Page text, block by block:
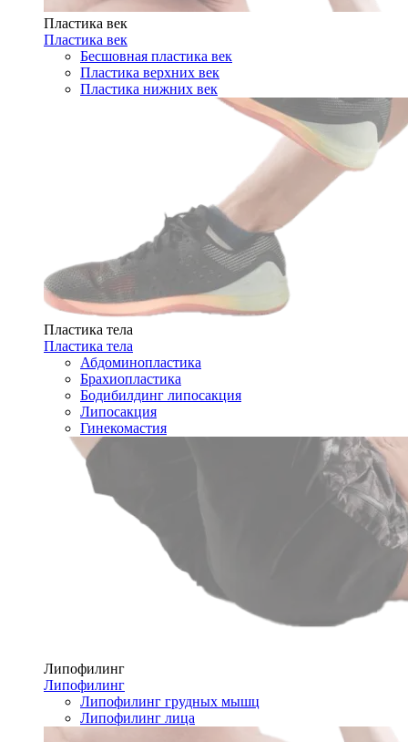
Пластика век
Пластика век
Бесшовная пластика век
Пластика верхних век
Пластика нижних век
Пластика тела
Пластика тела
Абдоминопластика
Брахиопластика
Бодибилдинг липосакция
Липосакция
Гинекомастия
Липофилинг
Липофилинг
Липофилинг грудных мышц
Липофилинг лица